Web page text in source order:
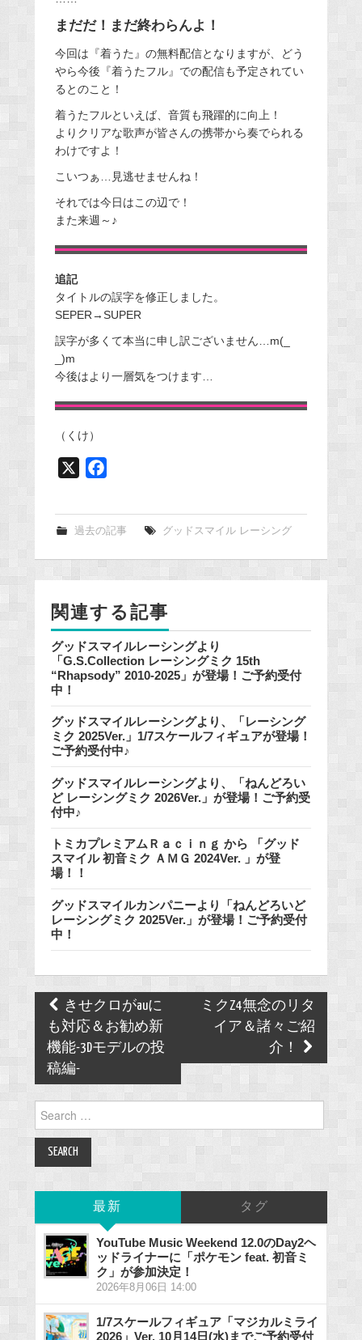
まだだ！まだ終わらんよ！
今回は『着うた』の無料配信となりますが、どう
やら今後『着うたフル』での配信も予定されてい
るとのこと！
着うたフルといえば、音質も飛躍的に向上！
よりクリアな歌声が皆さんの携帯から奏でられる
わけですよ！
こいつぁ…見逃せませんね！
それでは今日はこの辺で！
また来週～♪
追記
タイトルの誤字を修正しました。
SEPER→SUPER
誤字が多くて本当に申し訳ございません…m(_
_)m
今後はより一層気をつけます…
（くけ）
e
k
過去の記事 グッドスマイル レーシング
関連する記事
グッドスマイルレーシングより
「G.S.Collection レーシングミク 15th
“Rhapsody” 2010-2025」が登場！ご予約受付
中！
グッドスマイルレーシングより、「レーシング
ミク 2025Ver.」1/7スケールフィギュアが登場！
ご予約受付中♪
グッドスマイルレーシングより、「ねんどろい
ど レーシングミク 2026Ver.」が登場！ご予約受
付中♪
トミカプレミアムＲａｃｉｎｇ から 「グッド
スマイル 初音ミク ＡＭＧ 2024Ver. 」が登
場！！
グッドスマイルカンパニーより「ねんどろいど
レーシングミク 2025Ver.」が登場！ご予約受付
中！
Post
navigation
きせクロがauに
も対応＆お勧め新
機能-3Dモデルの投
稿編-
ミクZ4無念のリタ
イア＆諸々ご紹
介！
Search
for:
最新 タグ
YouTube Music Weekend 12.0のDay2ヘ
ッドライナーに「ポケモン feat. 初音ミ
ク」が参加決定！
2026年8月06日 14:00
1/7スケールフィギュア「マジカルミライ
2026」Ver. 10月14日(水)までご予約受付